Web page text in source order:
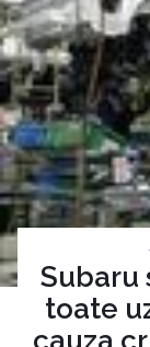
Subaru
toate